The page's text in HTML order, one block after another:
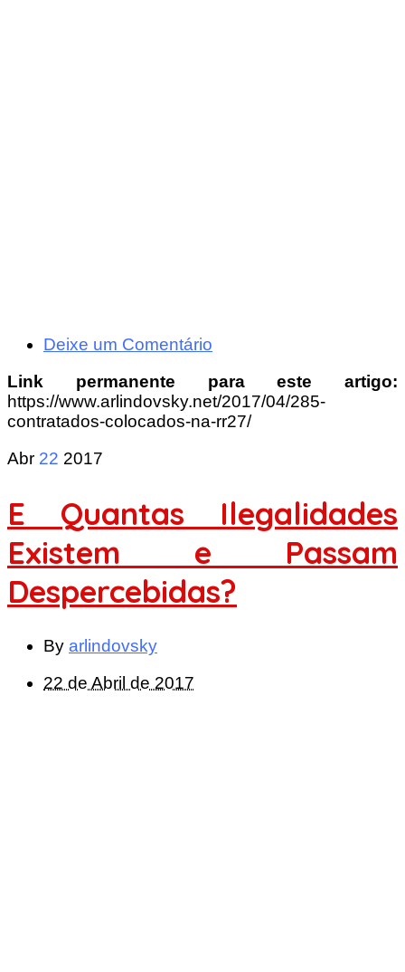
Deixe um Comentário
Link permanente para este artigo:
https://www.arlindovsky.net/2017/04/285-
contratados-colocados-na-rr27/
Abr 22 2017
E Quantas Ilegalidades
Existem e Passam
Despercebidas?
By arlindovsky
22 de Abril de 2017